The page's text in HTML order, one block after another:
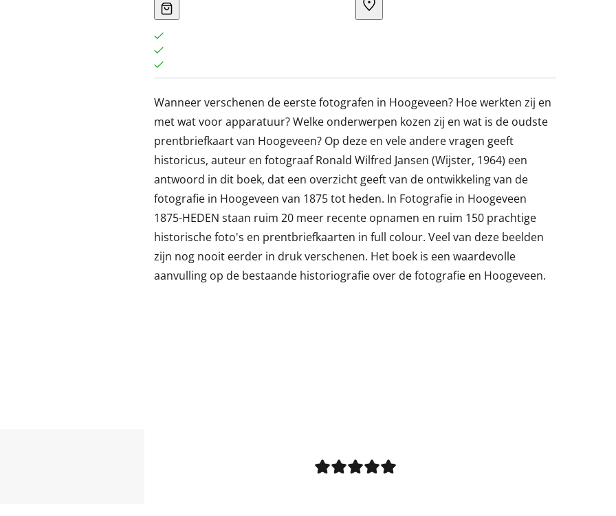
Wanneer verschenen de eerste fotografen in Hoogeveen? Hoe werkten zij en
met wat voor apparatuur? Welke onderwerpen kozen zij en wat is de oudste
prentbriefkaart van Hoogeveen? Op deze en vele andere vragen geeft
historicus, auteur en fotograaf Ronald Wilfred Jansen (Wijster, 1964) een
antwoord in dit boek, dat een overzicht geeft van de ontwikkeling van de
fotografie in Hoogeveen van 1875 tot heden. In Fotografie in Hoogeveen
1875-HEDEN staan ruim 20 meer recente opnamen en ruim 150 prachtige
historische foto's en prentbriefkaarten in full colour. Veel van deze beelden
zijn nog nooit eerder in druk verschenen. Het boek is een waardevolle
aanvulling op de bestaande historiografie over de fotografie en Hoogeveen.